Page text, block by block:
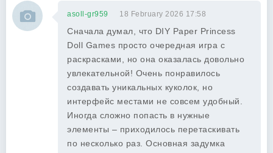
asoll-gr959 18 February 2026 17:58
Сначала думал, что DIY Paper Princess
Doll Games просто очередная игра с
раскрасками, но она оказалась довольно
увлекательной! Очень понравилось
создавать уникальных куколок, но
интерфейс местами не совсем удобный.
Иногда сложно попасть в нужные
элементы – приходилось перетаскивать
по несколько раз. Основная задумка